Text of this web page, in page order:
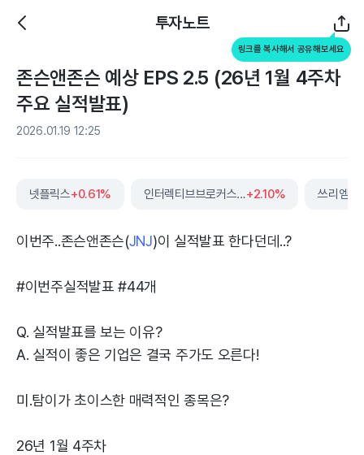
투자노트
링크를 복사해서 공유해보세요
존슨앤존슨 예상 EPS 2.5 (26년 1월 4주차
주요 실적발표)
2026.01.19 12:25
넷플릭스+0.61% 인터렉티브브로커스그룹+2.10% 쓰리엠
이번주..존슨앤존슨(JNJ)이 실적발표 한다던데..?
#이번주실적발표 #44개
Q. 실적발표를 보는 이유?
A. 실적이 좋은 기업은 결국 주가도 오른다!
미.탐이가 초이스한 매력적인 종목은?
26년 1월 4주차